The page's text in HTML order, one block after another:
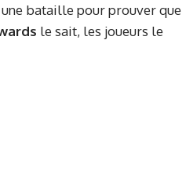
une bataille pour prouver que
le sait, les joueurs le